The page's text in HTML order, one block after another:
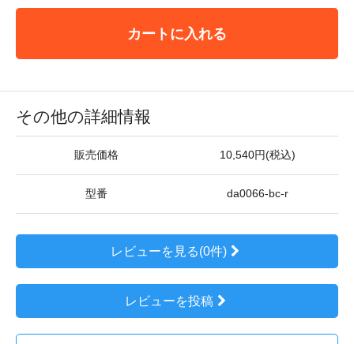
カートに入れる
その他の詳細情報
販売価格 10,540円(税込)
型番 da0066-bc-r
レビューを見る(0件)
レビューを投稿